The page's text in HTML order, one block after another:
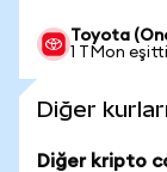
Toyota
1 TMon
Diğer
Diğer kripto